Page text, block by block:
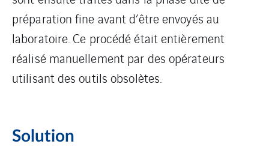
préparation fine avant d’être envoyés au
laboratoire. Ce procédé était entièrement
réalisé manuellement par des opérateurs
utilisant des outils obsolètes.
Solution